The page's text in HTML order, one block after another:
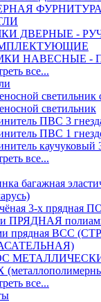
ФУРНИТУРА
ДВЕРНЫЕ -
НАВЕСНЫЕ -
все...
светильник
светильник
ПВС 3
ПВС 1
каучуковый
все...
багажная
3-х
ПРЯДНАЯ
прядная ВСС
все...